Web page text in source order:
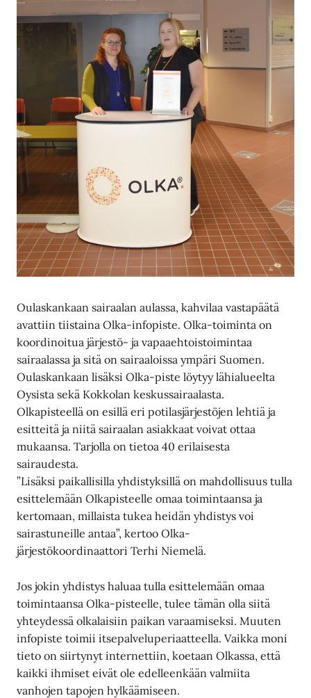
Oulaskankaan sairaalan aulassa, kahvilaa vastapäätä
avattiin tiistaina Olka-infopiste. Olka-toiminta on
koordinoitua järjestö- ja vapaaehtoistoimintaa
sairaalassa ja sitä on sairaaloissa ympäri Suomen.
Oulaskankaan lisäksi Olka-piste löytyy lähialueelta
Oysista sekä Kokkolan keskussairaalasta.
Olkapisteellä on esillä eri potilasjärjestöjen lehtiä ja
esitteitä ja niitä sairaalan asiakkaat voivat ottaa
mukaansa. Tarjolla on tietoa 40 erilaisesta
sairaudesta.
”Lisäksi paikallisilla yhdistyksillä on mahdollisuus tulla
esittelemään Olkapisteelle omaa toimintaansa ja
kertomaan, millaista tukea heidän yhdistys voi
sairastuneille antaa”, kertoo Olka-
järjestökoordinaattori Terhi Niemelä.
Jos jokin yhdistys haluaa tulla esittelemään omaa
toimintaansa Olka-pisteelle, tulee tämän olla siitä
yhteydessä olkalaisiin paikan varaamiseksi. Muuten
infopiste toimii itsepalveluperiaatteella. Vaikka moni
tieto on siirtynyt internettiin, koetaan Olkassa, että
kaikki ihmiset eivät ole edelleenkään valmiita
vanhojen tapojen hylkäämiseen.